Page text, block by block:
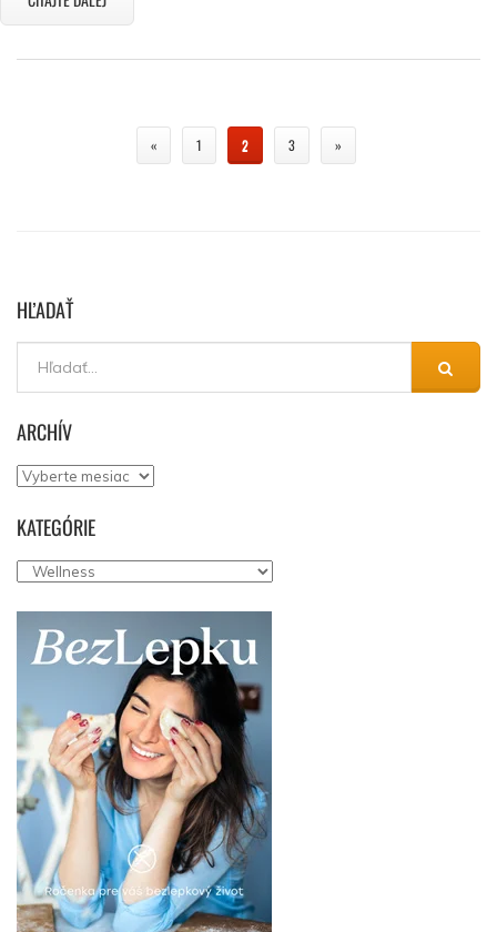
« 1 2 3 »
HĽADAŤ
ARCHÍV
Archív
KATEGÓRIE
Kategórie